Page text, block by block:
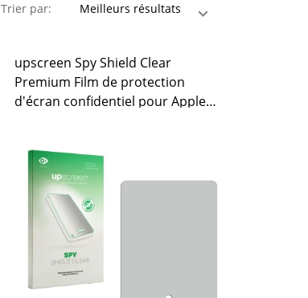
Trier par:
upscreen Spy Shield Clear
Premium Film de protection
d'écran confidentiel pour Apple